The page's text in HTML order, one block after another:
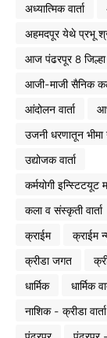
अध्यात्मिक वार्ता
अहमदपूर येथे प्रभू
आज पंढरपूर 8
आजी-माजी सैनिक
आंदोलन वार्ता
उजनी धरणातून भीमा
उद्योजक वार्ता
कर्मयोगी इन्स्टिटयूट
कला व संस्कृती वार्ता
क्राईम
क्राईम
क्रीडा जगत
धार्मिक
धार्मिक
नाशिक - क्रीडा वार्ता